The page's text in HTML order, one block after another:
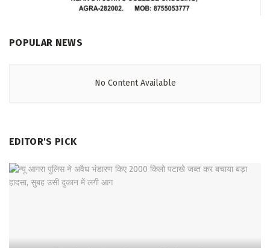
POPULAR NEWS
No Content Available
EDITOR'S PICK